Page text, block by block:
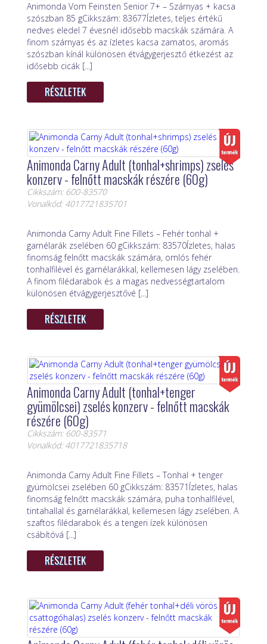
Animonda Vom Feinsten Senior 7+ – Szárnyas + kacsa
szószban 85 gCikkszám: 83677Ízletes, teljes értékű
nedves eledel 7 évesnél idősebb macskák számára. A
finom szárnyas és az ízletes kacsa zamatos, aromás
szószban kínál különösen étvágygerjesztő étkezést az
idősebb cicák [...]
RÉSZLETEK
Animonda Carny Adult (tonhal+shrimps) zselés
konzerv - felnőtt macskák részére (60g)
Cikkszám: 600-83570
Vonalkód: 4017721835701
Animonda Carny Adult Fine Fillets – Fehér tonhal +
garnélarák zselében 60 gCikkszám: 83570Ízletes, halas
finomság felnőtt macskák számára, omlós fehér
tonhalfilével és garnélarákkal, kellemesen lágy zselében.
A finom filédarabok és a magas nedvességtartalom
különösen étvágygerjesztővé [...]
RÉSZLETEK
Animonda Carny Adult (tonhal+tenger
gyümölcsei) zselés konzerv - felnőtt macskák
részére (60g)
Cikkszám: 600-83571
Vonalkód: 4017721835718
Animonda Carny Adult Fine Fillets – Tonhal + tenger
gyümölcsei zselében 60 gCikkszám: 83571Ízletes, halas
finomság felnőtt macskák számára, puha tonhalfilével,
tintahallal és garnélarákkal, kellemesen lágy zselében. A
szaftos filédarabok és a tengeri ízek különösen
csábítóvá [...]
RÉSZLETEK